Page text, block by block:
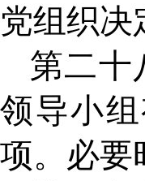
党组织决
第二十
领导小
项。必要